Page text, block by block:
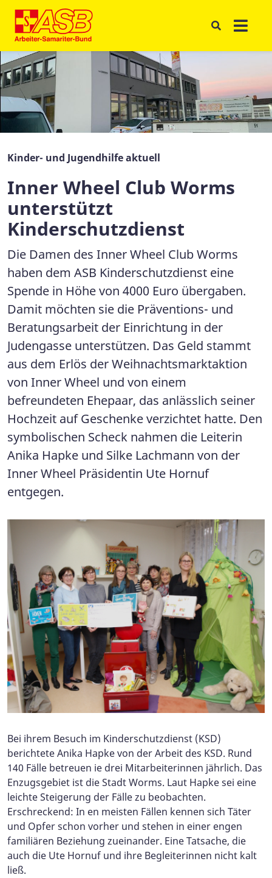
Kinder- und Jugendhilfe aktuell
Inner Wheel Club Worms
unterstützt
Kinderschutzdienst
Die Damen des Inner Wheel Club Worms
haben dem ASB Kinderschutzdienst eine
Spende in Höhe von 4000 Euro übergaben.
Damit möchten sie die Präventions- und
Beratungsarbeit der Einrichtung in der
Judengasse unterstützen. Das Geld stammt
aus dem Erlös der Weihnachtsmarktaktion
von Inner Wheel und von einem
befreundeten Ehepaar, das anlässlich seiner
Hochzeit auf Geschenke verzichtet hatte. Den
symbolischen Scheck nahmen die Leiterin
Anika Hapke und Silke Lachmann von der
Inner Wheel Präsidentin Ute Hornuf
entgegen.
Bei ihrem Besuch im Kinderschutzdienst (KSD)
berichtete Anika Hapke von der Arbeit des KSD. Rund
140 Fälle betreuen ie drei Mitarbeiterinnen jährlich. Das
Enzugsgebiet ist die Stadt Worms. Laut Hapke sei eine
leichte Steigerung der Fälle zu beobachten.
Erschreckend: In en meisten Fällen kennen sich Täter
und Opfer schon vorher und stehen in einer engen
familiären Beziehung zueinander. Eine Tatsache, die
auch die Ute Hornuf und ihre Begleiterinnen nicht kalt
ließ.